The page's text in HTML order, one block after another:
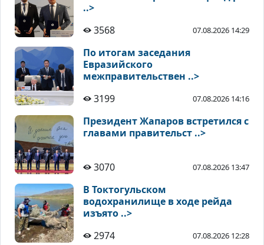
..>
3568
07.08.2026 14:29
По итогам заседания
Евразийского
межправительствен ..>
3199
07.08.2026 14:16
Президент Жапаров встретился с
главами правительст ..>
3070 07.08.2026 13:47
В Токтогульском
водохранилище в ходе рейда
изъято ..>
2974
07.08.2026 12:28